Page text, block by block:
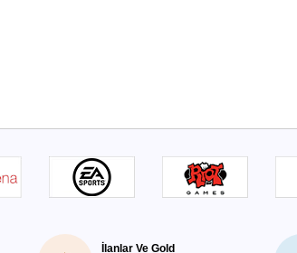
İlanlar Ve Gold